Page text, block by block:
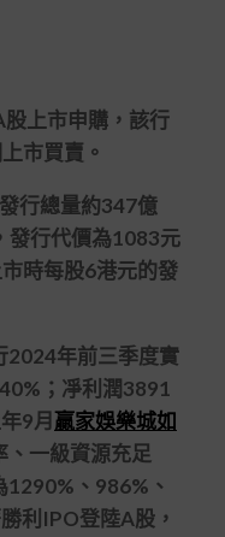
上市申購，該行
市買賣。
行總量約347億
發行代價為1083元
時每股6港元的發
年前三季度實
；凈利潤3891
9月贏家娛樂城如
、一級資源充足
、986%、
利IPO登陸A股，